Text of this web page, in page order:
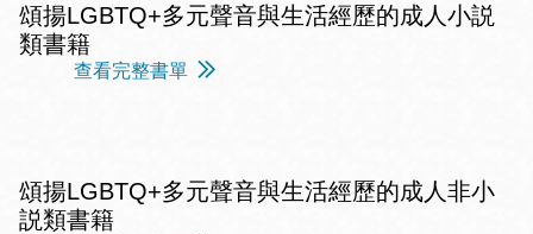
頌揚LGBTQ+多元聲音與生活經歷的成人小説
類書籍
查看完整書單
頌揚LGBTQ+多元聲音與生活經歷的成人非小
説類書籍